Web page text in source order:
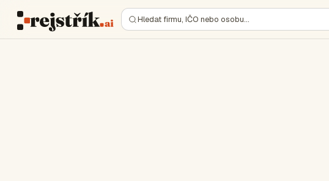
Hledat firmu, IČO nebo osobu…